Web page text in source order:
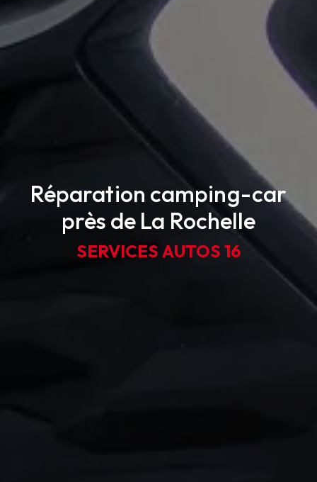
Réparation camping-car
près de La Rochelle
SERVICES AUTOS 16